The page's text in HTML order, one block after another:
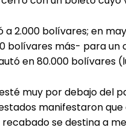
2.000 bolívares; en
bolívares más- para
en 80.000 bolívares
muy por debajo del
manifestaron
se destina a